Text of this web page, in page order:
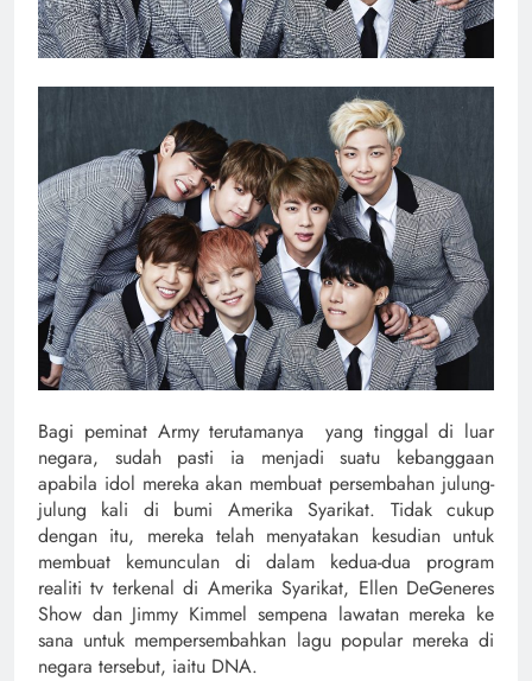
Bagi peminat Army terutamanya yang tinggal di luar
negara, sudah pasti ia menjadi suatu kebanggaan
apabila idol mereka akan membuat persembahan julung-
julung kali di bumi Amerika Syarikat. Tidak cukup
dengan itu, mereka telah menyatakan kesudian untuk
membuat kemunculan di dalam kedua-dua program
realiti tv terkenal di Amerika Syarikat, Ellen DeGeneres
Show dan Jimmy Kimmel sempena lawatan mereka ke
sana untuk mempersembahkan lagu popular mereka di
negara tersebut, iaitu DNA.